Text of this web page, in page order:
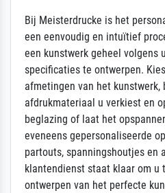
Bij Meisterdrucke is het
een eenvoudig en intuïtief
een kunstwerk geheel volgens
specificaties te ontwerpen.
afmetingen van het kunstwerk,
afdrukmateriaal u verkiest en
beglazing of laat het
eveneens gepersonaliseerde
partouts, spanningshoutjes en
klantendienst staat klaar om u
ontwerpen van het perfecte